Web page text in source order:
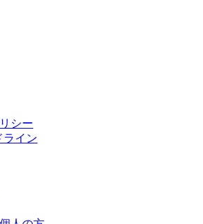
シー
イン